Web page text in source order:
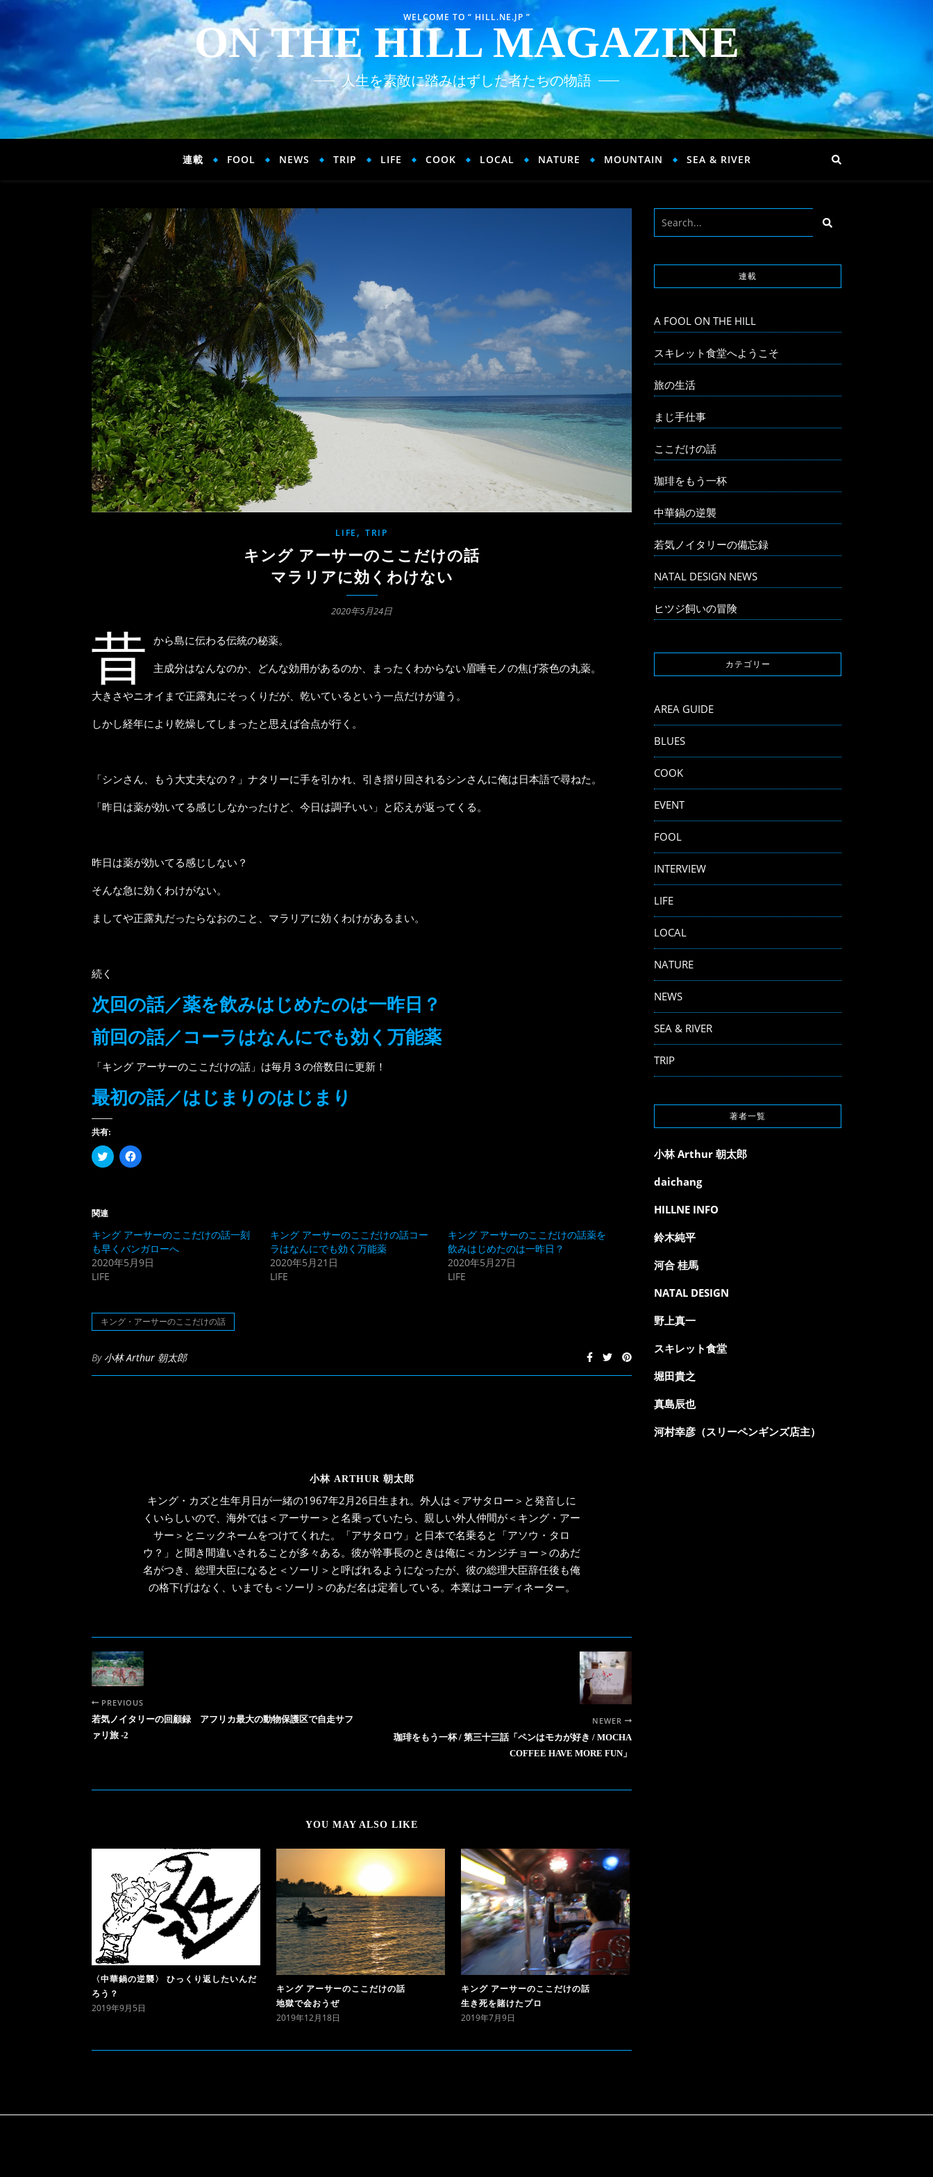
WELCOME TO “ HILL.NE.JP ”
ON THE HILL MAGAZINE
人生を素敵に踏みはずした者たちの物語
連載 FOOL NEWS TRIP LIFE COOK LOCAL NATURE MOUNTAIN SEA & RIVER
LIFE , TRIP
キング アーサーのここだけの話
マラリアに効くわけない
2020年5月24日
昔 から島に伝わる伝統の秘薬。
主成分はなんなのか、どんな効用があるのか、まったくわからない眉唾モノの焦げ茶色の丸薬。
大きさやニオイまで正露丸にそっくりだが、乾いているという一点だけが違う。
しかし経年により乾燥してしまったと思えば合点が行く。
「シンさん、もう大丈夫なの？」ナタリーに手を引かれ、引き摺り回されるシンさんに俺は日本語で尋ねた。
「昨日は薬が効いてる感じしなかったけど、今日は調子いい」と応えが返ってくる。
昨日は薬が効いてる感じしない？
そんな急に効くわけがない。
ましてや正露丸だったらなおのこと、マラリアに効くわけがあるまい。
続く
次回の話／薬を飲みはじめたのは一昨日？
前回の話／コーラはなんにでも効く万能薬
「キング アーサーのここだけの話」は毎月３の倍数日に更新！
最初の話／はじまりのはじまり
共有:
ク
リ
有
(新
し
い
で
開
き
す)
Facebook
で
リ
ッ
ク
し
(新
し
い
ィ
ン
ウ
関連
キング アーサーのここだけの話一刻
も早くバンガローへ
2020年5月9日
LIFE
キング アーサーのここだけの話コー
ラはなんにでも効く万能薬
2020年5月21日
LIFE
キング アーサーのここだけの話薬を
飲みはじめたのは一昨日？
2020年5月27日
LIFE
キング・アーサーのここだけの話
By 小林 Arthur 朝太郎
小林 ARTHUR 朝太郎
キング・カズと生年月日が一緒の1967年2月26日生まれ。外人は＜アサタロー＞と発音しに
くいらしいので、海外では＜アーサー＞と名乗っていたら、親しい外人仲間が＜キング・アー
サー＞とニックネームをつけてくれた。「アサタロウ」と日本で名乗ると「アソウ・タロ
ウ？」と聞き間違いされることが多々ある。彼が幹事長のときは俺に＜カンジチョー＞のあだ
名がつき、総理大臣になると＜ソーリ＞と呼ばれるようになったが、彼の総理大臣辞任後も俺
の格下げはなく、いまでも＜ソーリ＞のあだ名は定着している。本業はコーディネーター。
PREVIOUS
若気ノイタリーの回顧録 アフリカ最大の動物保護区で自走サフ
ァリ旅 -2
NEWER
珈琲をもう一杯 / 第三十三話「ペンはモカが好き / MOCHA
COFFEE HAVE MORE FUN」
YOU MAY ALSO LIKE
〈中華鍋の逆襲〉 ひっくり返したいんだ
ろう？
2019年9月5日
キング アーサーのここだけの話
地獄で会おうぜ
2019年12月18日
キング アーサーのここだけの話
生き死を賭けたプロ
2019年7月9日
連載
A FOOL ON THE HILL
スキレット食堂へようこそ
旅の生活
まじ手仕事
ここだけの話
珈琲をもう一杯
中華鍋の逆襲
若気ノイタリーの備忘録
NATAL DESIGN NEWS
ヒツジ飼いの冒険
カテゴリー
AREA GUIDE
BLUES
COOK
EVENT
FOOL
INTERVIEW
LIFE
LOCAL
NATURE
NEWS
SEA & RIVER
TRIP
著者一覧
小林 Arthur 朝太郎
daichang
HILLNE INFO
鈴木純平
河合 桂馬
NATAL DESIGN
野上真一
スキレット食堂
堀田貴之
真島辰也
河村幸彦（スリーペンギンズ店主）